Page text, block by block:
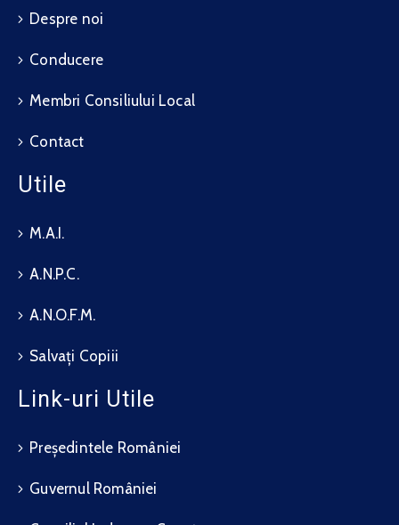
Despre noi
Conducere
Membri Consiliului Local
Contact
Utile
M.A.I.
A.N.P.C.
A.N.O.F.M.
Salvați Copiii
Link-uri Utile
Președintele României
Guvernul României